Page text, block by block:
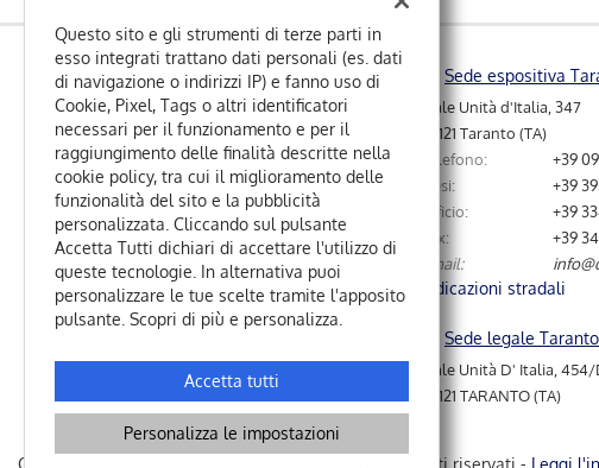
Sede espositiva
Viale Unità d'Italia, 347
74121 Taranto (TA)
Telefono:
+39
Desi:
+39
Ufficio:
+39
Fax:
+39
Email:
Indicazioni stradali
Sede legale Taranto
Viale Unità D' Italia, 454/
74121 TARANTO (TA)
Copyright © 2026 GestionaleAuto.com S.r.l., Tutti i diritti riservati - Leggi
Questo sito e gli strumenti di terze parti in
esso integrati trattano dati personali (es. dati
di navigazione o indirizzi IP) e fanno uso di
Cookie, Pixel, Tags o altri identificatori
necessari per il funzionamento e per il
raggiungimento delle finalità descritte nella
cookie policy, tra cui il miglioramento delle
funzionalità del sito e la pubblicità
personalizzata. Cliccando sul pulsante
Accetta Tutti dichiari di accettare l'utilizzo di
queste tecnologie. In alternativa puoi
personalizzare le tue scelte tramite l'apposito
pulsante. Scopri di più e personalizza.
Accetta tutti
Personalizza le impostazioni
tracciamento
rimanda
alla
cookie
policy.
Puoi
rivedere
modificare
scelte
qualsiasi
Leggi
la